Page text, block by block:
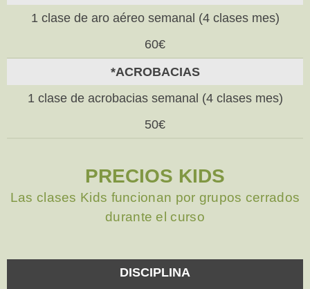
1 clase de aro aéreo semanal (4 clases mes)
60€
*ACROBACIAS
1 clase de acrobacias semanal (4 clases mes)
50€
PRECIOS KIDS
Las clases Kids funcionan por grupos cerrados
durante el curso
DISCIPLINA